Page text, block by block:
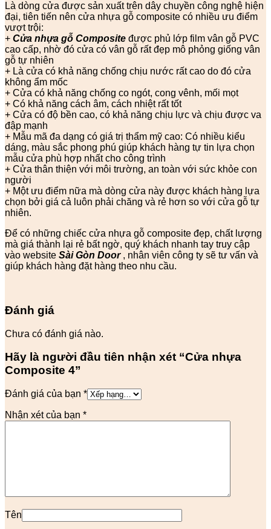
Là dòng cửa được sản xuất trên dây chuyền công nghệ hiện
đại, tiên tiến nên cửa nhựa gỗ composite có nhiều ưu điểm
vượt trội:
+ Cửa nhựa gỗ Composite được phủ lớp film vân gỗ PVC
cao cấp, nhờ đó cửa có vân gỗ rất đẹp mô phỏng giống vân
gỗ tự nhiên
+ Là cửa có khả năng chống chịu nước rất cao do đó cửa
không ẩm mốc
+ Cửa có khả năng chống co ngót, cong vênh, mối mọt
+ Có khả năng cách âm, cách nhiệt rất tốt
+ Cửa có độ bền cao, có khả năng chịu lực và chịu được va
đập mạnh
+ Mẫu mã đa dạng có giá trị thẩm mỹ cao: Có nhiều kiểu
dáng, màu sắc phong phú giúp khách hàng tự tin lựa chọn
mẫu cửa phù hợp nhất cho công trình
+ Cửa thân thiện với môi trường, an toàn với sức khỏe con
người
+ Một ưu điểm nữa mà dòng cửa này được khách hàng lựa
chọn bởi giá cả luôn phải chăng và rẻ hơn so với cửa gỗ tự
nhiên.
Để có những chiếc cửa nhựa gỗ composite đẹp, chất lượng
mà giá thành lại rẻ bất ngờ, quý khách nhanh tay truy cập
vào website Sài Gòn Door, nhân viên công ty sẽ tư vấn và
giúp khách hàng đặt hàng theo nhu cầu.
Đánh giá
Chưa có đánh giá nào.
Hãy là người đầu tiên nhận xét “Cửa nhựa
Composite 4”
Đánh giá của bạn *
Nhận xét của bạn *
Tên